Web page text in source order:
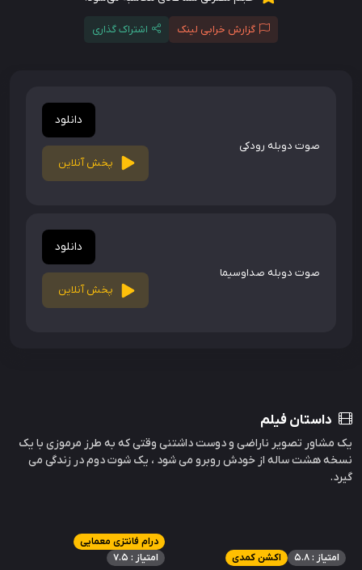
گزارش خرابی لینک اشتراک گذاری
صوت دوبله رودکی
دانلود
پخش آنلاین
صوت دوبله صداوسیما
دانلود
پخش آنلاین
داستان فیلم
یک مشاور تصویر ناراضی و دوست داشتنی وقتی که به طرز مرموزی با یک
نسخه هشت ساله از خودش روبرو می شود ، یک شوت دوم در زندگی می
گیرد.
اکشن کمدی امتیاز : 5.8
درام فانتزی معمایی
امتیاز : 7.5